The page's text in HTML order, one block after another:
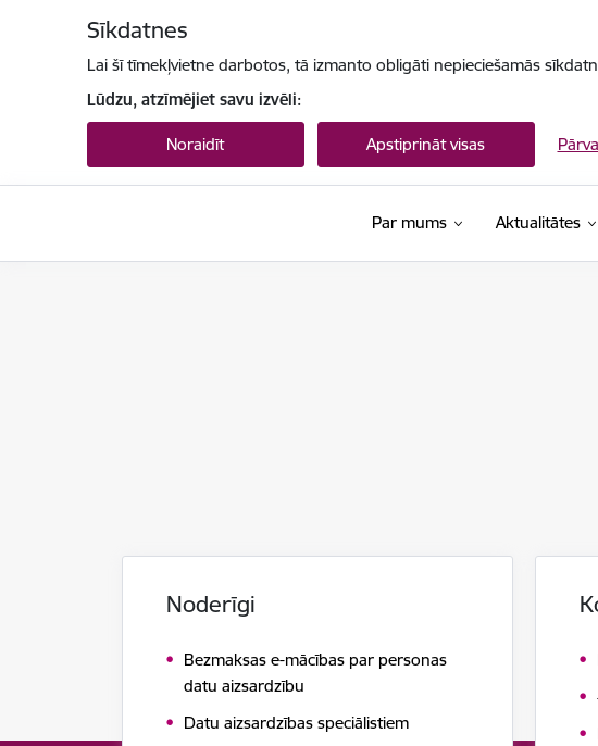
Sīkdatnes
Lai šī tīmekļvietne darbotos, tā izmanto obligāti nepieciešamās
Lūdzu, atzīmējiet savu izvēli:
Noraidīt Apstiprināt visas
Par mums Aktualitātes
Noderīgi
Bezmaksas e-mācības par personas
datu aizsardzību
Datu aizsardzības speciālistiem